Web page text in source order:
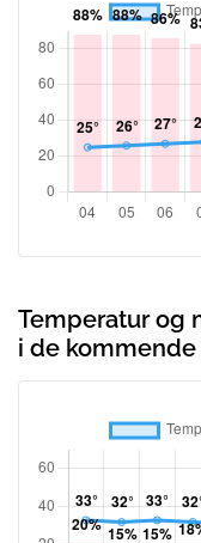
Temperatur og
i de